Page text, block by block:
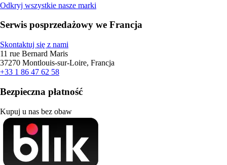
Odkryj wszystkie nasze marki
Serwis posprzedażowy we Francja
Skontaktuj się z nami
11 rue Bernard Maris
37270 Montlouis-sur-Loire, Francja
+33 1 86 47 62 58
Bezpieczna płatność
Kupuj u nas bez obaw